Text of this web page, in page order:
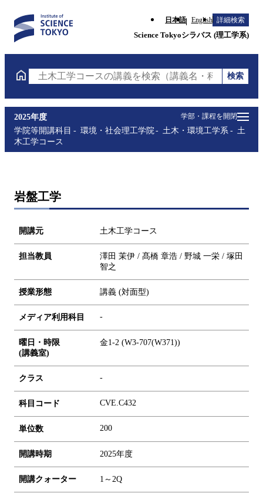
日本語 English 詳細検索
Science Tokyoシラバス (理工学系)
土木工学コースの講義を検索（講義名・科目コード・
検索
学部・課程を開閉
2025年度
学院等開講科目
環境・社会理工学院 土木・環境工学系
土
木工学コース
岩盤工学
開講元 土木工学コース
担当教員
澤田 茉伊 / 髙橋 章浩 / 野城 一栄 / 塚田
智之
授業形態 講義 (対面型)
メディア利用科目 -
曜日・時限
(講義室)
金1-2 (W3-707(W371))
クラス -
科目コード CVE.C432
単位数 200
開講時期 2025年度
開講クォーター 1～2Q